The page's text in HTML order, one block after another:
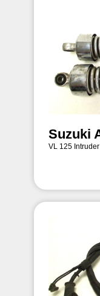
Suzuki
VL 125